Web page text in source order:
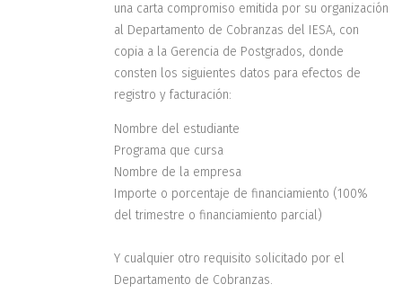
una carta compromiso emitida por su organización
al Departamento de Cobranzas del IESA, con
copia a la Gerencia de Postgrados, donde
consten los siguientes datos para efectos de
registro y facturación:
Nombre del estudiante
Programa que cursa
Nombre de la empresa
Importe o porcentaje de financiamiento (100%
del trimestre o financiamiento parcial)
Y cualquier otro requisito solicitado por el
Departamento de Cobranzas.